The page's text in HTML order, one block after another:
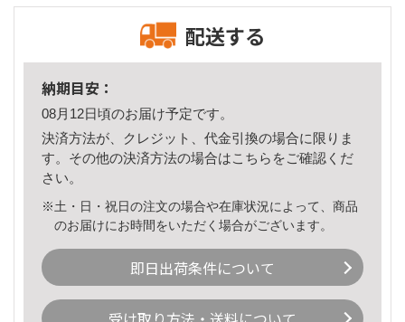
配送する
納期目安：
08月12日頃のお届け予定です。
決済方法が、クレジット、代金引換の場合に限りま
す。その他の決済方法の場合はこちら をご確認くだ
さい。
※土・日・祝日の注文の場合や在庫状況によって、商品
のお届けにお時間をいただく場合がございます。
即日出荷条件について